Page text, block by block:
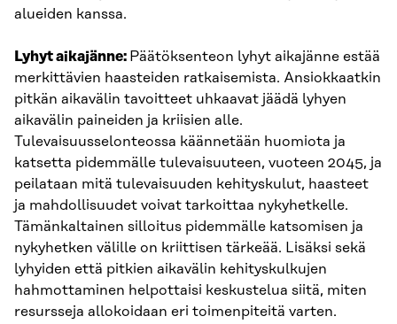
alueiden kanssa.
Lyhyt aikajänne: Päätöksenteon lyhyt aikajänne estää
merkittävien haasteiden ratkaisemista. Ansiokkaatkin
pitkän aikavälin tavoitteet uhkaavat jäädä lyhyen
aikavälin paineiden ja kriisien alle.
Tulevaisuusselonteossa käännetään huomiota ja
katsetta pidemmälle tulevaisuuteen, vuoteen 2045, ja
peilataan mitä tulevaisuuden kehityskulut, haasteet
ja mahdollisuudet voivat tarkoittaa nykyhetkelle.
Tämänkaltainen silloitus pidemmälle katsomisen ja
nykyhetken välille on kriittisen tärkeää. Lisäksi sekä
lyhyiden että pitkien aikavälin kehityskulkujen
hahmottaminen helpottaisi keskustelua siitä, miten
resursseja allokoidaan eri toimenpiteitä varten.